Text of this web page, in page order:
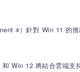
4）針對 Win 11 的
Win 12 將結合雲端支